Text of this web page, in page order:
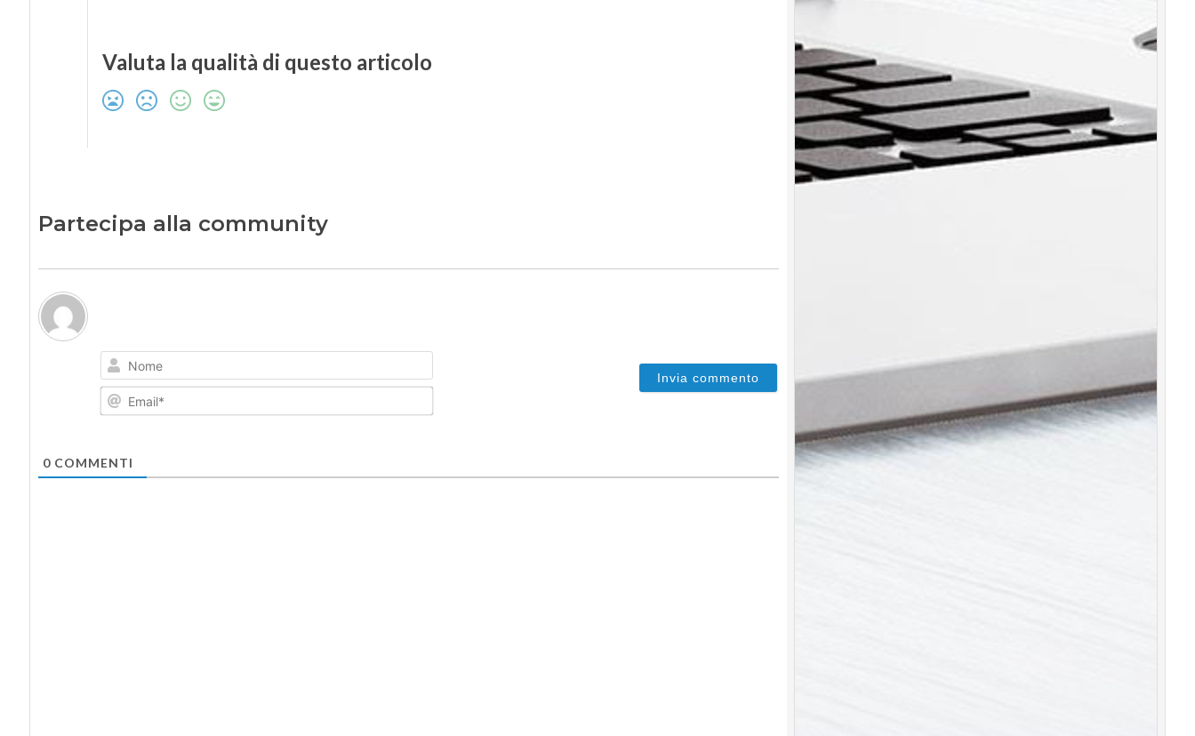
Valuta la qualità di questo articolo
Partecipa alla community
Nome
Email*
0COMMENTI